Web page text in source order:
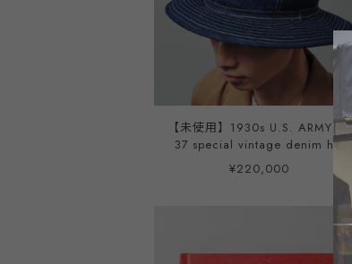
【未使用】1930s U.S. ARMY M-
37 special vintage denim hut
original dead stock WWⅡ
made in USA big size 7 1/4 /
ト USA製 ビッグサイズ デッド
ストック オリジナル 希少 濃紺
¥220,000